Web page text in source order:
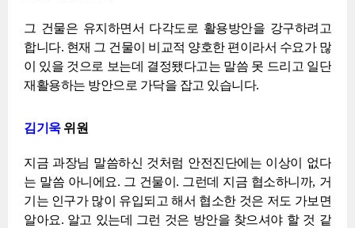
그 건물은 유지하면서 다각도로 활용방안을 강구하려고
합니다. 현재 그 건물이 비교적 양호한 편이라서 수요가 많
이 있을 것으로 보는데 결정됐다고는 말씀 못 드리고 일단
재활용하는 방안으로 가닥을 잡고 있습니다.
김기욱위원
지금 과장님 말씀하신 것처럼 안전진단에는 이상이 없다
는 말씀 아니에요. 그 건물이. 그런데 지금 협소하니까, 거
기는 인구가 많이 유입되고 해서 협소한 것은 저도 가보면
알아요. 알고 있는데 그런 것은 방안을 찾으셔야 할 것 같